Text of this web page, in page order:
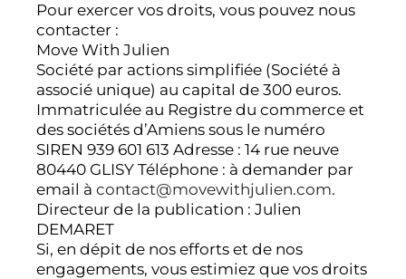
Pour exercer vos droits, vous pouvez nous
contacter :
Move With Julien
Société par actions simplifiée (Société à
associé unique) au capital de 300 euros.
Immatriculée au Registre du commerce et
des sociétés d’Amiens sous le numéro
SIREN 939 601 613 Adresse : 14 rue neuve
80440 GLISY Téléphone : à demander par
email à contact@movewithjulien.com.
Directeur de la publication : Julien
DEMARET
Si, en dépit de nos efforts et de nos
engagements, vous estimiez que vos droits